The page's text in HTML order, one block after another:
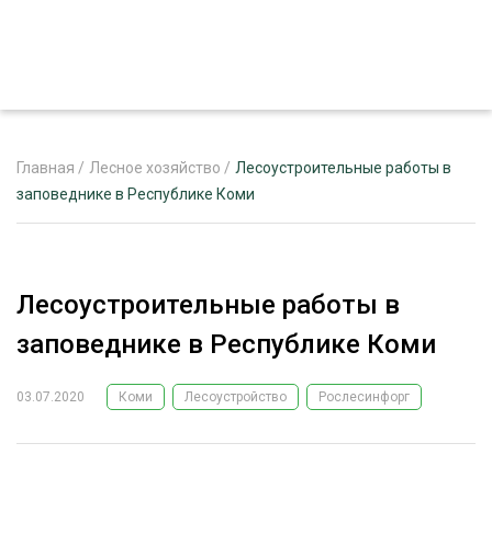
РЕКЛАМОДАТЕЛЯМ
ЛЕСНОЕ ХОЗЯЙСТВО
Главная / Лесное хозяйство / Лесоустроительные работы в
заповеднике в Республике Коми
Лесоустроительные работы в
заповеднике в Республике Коми
03.07.2020 Коми Лесоустройство Рослесинфорг